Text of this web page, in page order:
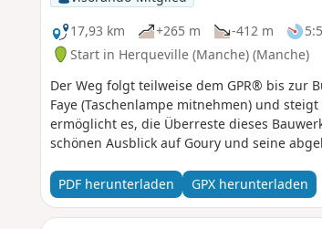
17,93 km
+265 m -412 m
Start in Herqueville (Manche) (Manche)
Der Weg folgt teilweise dem GPR® bis zur
Faye (Taschenlampe mitnehmen) und
ermöglicht es, die Überreste dieses
schönen Ausblick auf Goury und seine
PDF herunterladen GPX herunterladen